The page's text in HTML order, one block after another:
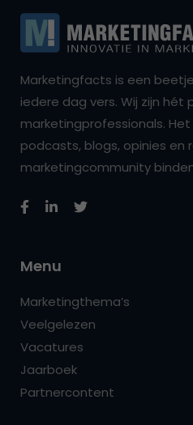
Marketingfacts is een
iedere dag vers. Wij zijn hét
marketingprofessionals. Het
podcasts, blogs, opinies en
marketingcommunity
Menu
Marketingthema’s
Veelgelezen
Vacatures
Jaarboek
Partnercontent